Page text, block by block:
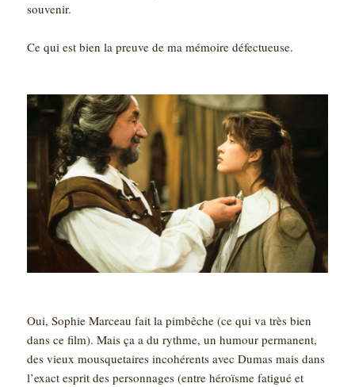
souvenir.
Ce qui est bien la preuve de ma mémoire défectueuse.
Oui, Sophie Marceau fait la pimbêche (ce qui va très bien
dans ce film). Mais ça a du rythme, un humour permanent,
des vieux mousquetaires incohérents avec Dumas mais dans
l’exact esprit des personnages (entre héroïsme fatigué et